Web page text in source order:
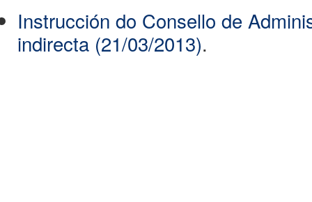
Instrucción do Consello de
indirecta (21/03/2013).